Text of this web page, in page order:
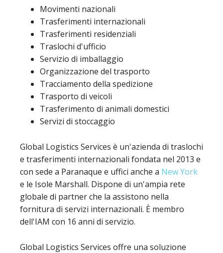
Movimenti nazionali
Trasferimenti internazionali
Trasferimenti residenziali
Traslochi d'ufficio
Servizio di imballaggio
Organizzazione del trasporto
Tracciamento della spedizione
Trasporto di veicoli
Trasferimento di animali domestici
Servizi di stoccaggio
Global Logistics Services è un'azienda di traslochi
e trasferimenti internazionali fondata nel 2013 e
con sede a Paranaque e uffici anche a New York
e le Isole Marshall. Dispone di un'ampia rete
globale di partner che la assistono nella
fornitura di servizi internazionali. È membro
dell'IAM con 16 anni di servizio.
Global Logistics Services offre una soluzione